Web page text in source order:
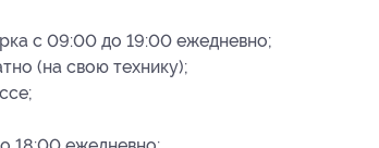
с 09:00 до 19:00 ежедневно;
(на свою технику);